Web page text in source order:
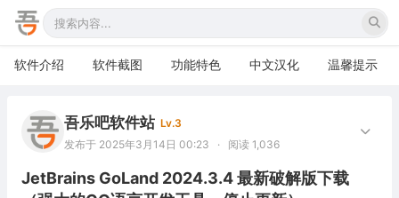
软件介绍 软件截图 功能特色 中文汉化 温馨提示
吾乐吧软件站 Lv.3
发布于 2025年3月14日 00:23
· 阅读 1,036
JetBrains GoLand 2024.3.4 最新破解版下载